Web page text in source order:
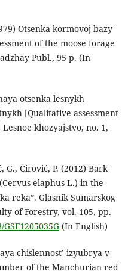
Otsenka kormovoj bazy
of the moose forage
Publ., 95 p. (In
otsenka lesnykh
[Qualitative assessment
khozyajstvo, no. 1,
G., Ćirović, P. (2012) Bark
elaphus L.) in the
reka”. Glasnik Sumarskog
of Forestry, vol. 105, pp.
(In English)
chislennost’ izyubrya v
of the Manchurian red